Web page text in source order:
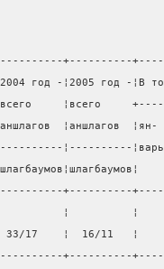
+----------
год -¦2005 год -
¦всего
¦аншлагов  ¦ян-
¦----------
+----------+----
¦
¦ 33/17    ¦  16/11
+----------+----